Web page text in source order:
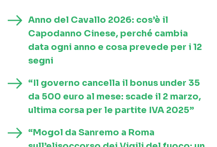
Anno del Cavallo 2026: cos’è il
Capodanno Cinese, perché cambia
data ogni anno e cosa prevede per i 12
segni
“Il governo cancella il bonus under 35
da 500 euro al mese: scade il 2 marzo,
ultima corsa per le partite IVA 2025”
“Mogol da Sanremo a Roma